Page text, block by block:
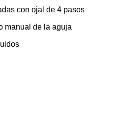
con ojal de 4 pasos
manual de la aguja